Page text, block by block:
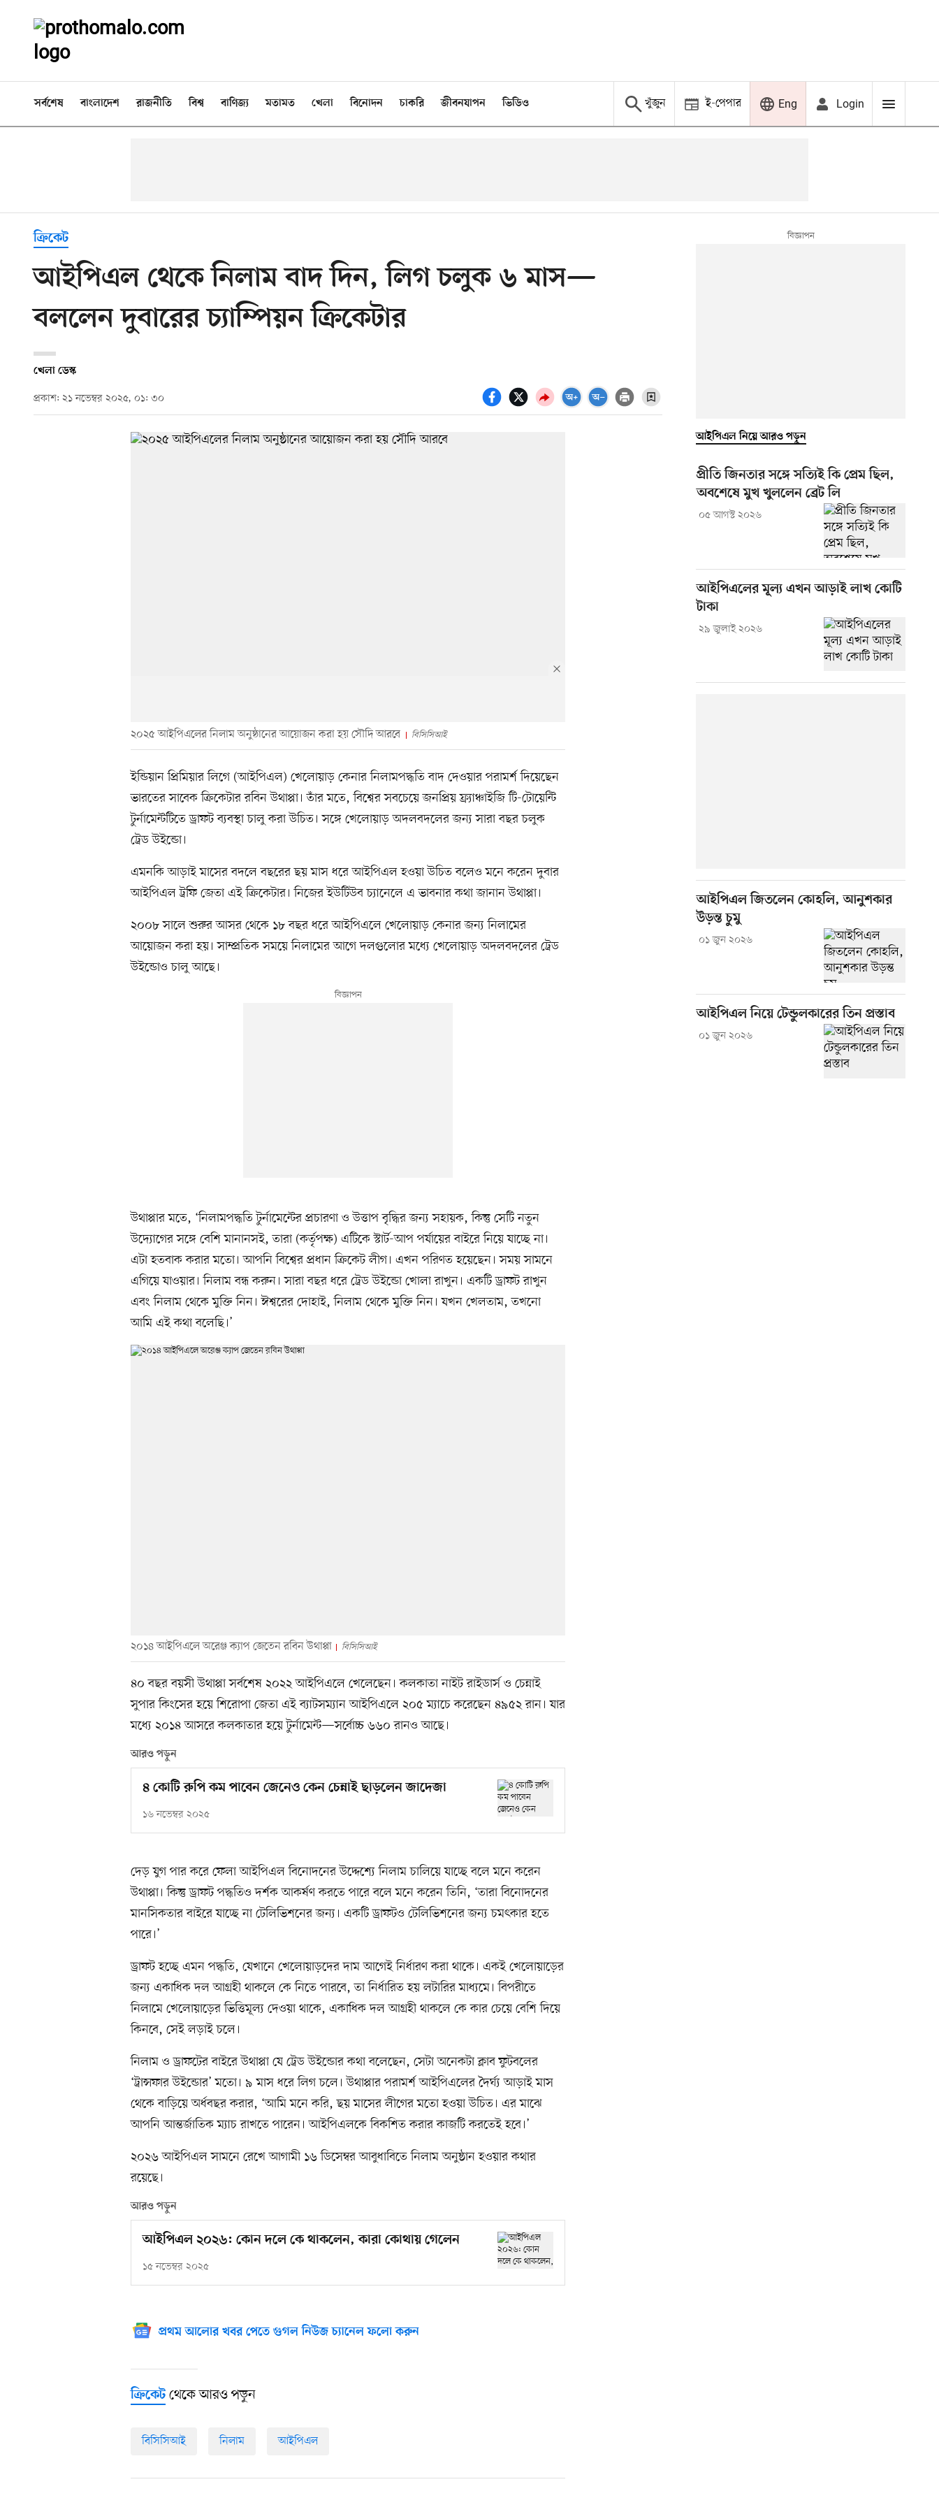
সর্বশেষ বাংলাদেশ রাজনীতি বিশ্ব বাণিজ্য মতামত খেলা বিনোদন চাকরি জীবনযাপন ভিডিও খুঁজুন ই-পেপার Eng Login
ক্রিকেট
আইপিএল থেকে নিলাম বাদ দিন, লিগ চলুক ৬ মাস—
বললেন দুবারের চ্যাম্পিয়ন ক্রিকেটার
খেলা ডেস্ক
প্রকাশ: ২১ নভেম্বর ২০২৫, ০১: ৩০
২০২৫ আইপিএলের নিলাম অনুষ্ঠানের আয়োজন করা হয় সৌদি আরবে বিসিসিআই
ইন্ডিয়ান প্রিমিয়ার লিগে (আইপিএল) খেলোয়াড় কেনার নিলামপদ্ধতি বাদ দেওয়ার পরামর্শ দিয়েছেন
ভারতের সাবেক ক্রিকেটার রবিন উথাপ্পা। তাঁর মতে, বিশ্বের সবচেয়ে জনপ্রিয় ফ্র্যাঞ্চাইজি টি-টোয়েন্টি
টুর্নামেন্টটিতে ড্রাফট ব্যবস্থা চালু করা উচিত। সঙ্গে খেলোয়াড় অদলবদলের জন্য সারা বছর চলুক
ট্রেড উইন্ডো।
এমনকি আড়াই মাসের বদলে বছরের ছয় মাস ধরে আইপিএল হওয়া উচিত বলেও মনে করেন দুবার
আইপিএল ট্রফি জেতা এই ক্রিকেটার। নিজের ইউটিউব চ্যানেলে এ ভাবনার কথা জানান উথাপ্পা।
২০০৮ সালে শুরুর আসর থেকে ১৮ বছর ধরে আইপিএলে খেলোয়াড় কেনার জন্য নিলামের
আয়োজন করা হয়। সাম্প্রতিক সময়ে নিলামের আগে দলগুলোর মধ্যে খেলোয়াড় অদলবদলের ট্রেড
উইন্ডোও চালু আছে।
উথাপ্পার মতে, ‘নিলামপদ্ধতি টুর্নামেন্টের প্রচারণা ও উত্তাপ বৃদ্ধির জন্য সহায়ক, কিন্তু সেটি নতুন
উদ্যোগের সঙ্গে বেশি মানানসই, তারা (কর্তৃপক্ষ) এটিকে স্টার্ট-আপ পর্যায়ের বাইরে নিয়ে যাচ্ছে না।
এটা হতবাক করার মতো। আপনি বিশ্বের প্রধান ক্রিকেট লীগ। এখন পরিণত হয়েছেন। সময় সামনে
এগিয়ে যাওয়ার। নিলাম বন্ধ করুন। সারা বছর ধরে ট্রেড উইন্ডো খোলা রাখুন। একটি ড্রাফট রাখুন
এবং নিলাম থেকে মুক্তি নিন। ঈশ্বরের দোহাই, নিলাম থেকে মুক্তি নিন। যখন খেলতাম, তখনো
আমি এই কথা বলেছি।’
২০১৪ আইপিএলে অরেঞ্জ ক্যাপ জেতেন রবিন উথাপ্পা বিসিসিআই
৪০ বছর বয়সী উথাপ্পা সর্বশেষ ২০২২ আইপিএলে খেলেছেন। কলকাতা নাইট রাইডার্স ও চেন্নাই
সুপার কিংসের হয়ে শিরোপা জেতা এই ব্যাটসম্যান আইপিএলে ২০৫ ম্যাচে করেছেন ৪৯৫২ রান। যার
মধ্যে ২০১৪ আসরে কলকাতার হয়ে টুর্নামেন্ট—সর্বোচ্চ ৬৬০ রানও আছে।
আরও পড়ুন
৪ কোটি রুপি কম পাবেন জেনেও কেন চেন্নাই ছাড়লেন জাদেজা
১৬ নভেম্বর ২০২৫
দেড় যুগ পার করে ফেলা আইপিএল বিনোদনের উদ্দেশ্যে নিলাম চালিয়ে যাচ্ছে বলে মনে করেন
উথাপ্পা। কিন্তু ড্রাফট পদ্ধতিও দর্শক আকর্ষণ করতে পারে বলে মনে করেন তিনি, ‘তারা বিনোদনের
মানসিকতার বাইরে যাচ্ছে না টেলিভিশনের জন্য। একটি ড্রাফটও টেলিভিশনের জন্য চমৎকার হতে
পারে।’
ড্রাফট হচ্ছে এমন পদ্ধতি, যেখানে খেলোয়াড়দের দাম আগেই নির্ধারণ করা থাকে। একই খেলোয়াড়ের
জন্য একাধিক দল আগ্রহী থাকলে কে নিতে পারবে, তা নির্ধারিত হয় লটারির মাধ্যমে। বিপরীতে
নিলামে খেলোয়াড়ের ভিত্তিমূল্য দেওয়া থাকে, একাধিক দল আগ্রহী থাকলে কে কার চেয়ে বেশি দিয়ে
কিনবে, সেই লড়াই চলে।
নিলাম ও ড্রাফটের বাইরে উথাপ্পা যে ট্রেড উইন্ডোর কথা বলেছেন, সেটা অনেকটা ক্লাব ফুটবলের
‘ট্রান্সফার উইন্ডোর’ মতো। ৯ মাস ধরে লিগ চলে। উথাপ্পার পরামর্শ আইপিএলের দৈর্ঘ্য আড়াই মাস
থেকে বাড়িয়ে অর্ধবছর করার, ‘আমি মনে করি, ছয় মাসের লীগের মতো হওয়া উচিত। এর মাঝে
আপনি আন্তর্জাতিক ম্যাচ রাখতে পারেন। আইপিএলকে বিকশিত করার কাজটি করতেই হবে।’
২০২৬ আইপিএল সামনে রেখে আগামী ১৬ ডিসেম্বর আবুধাবিতে নিলাম অনুষ্ঠান হওয়ার কথার
রয়েছে।
আরও পড়ুন
আইপিএল ২০২৬: কোন দলে কে থাকলেন, কারা কোথায় গেলেন
১৫ নভেম্বর ২০২৫
প্রথম আলোর খবর পেতে গুগল নিউজ চ্যানেল ফলো করুন
ক্রিকেটথেকে আরও পড়ুন
বিসিসিআই নিলাম আইপিএল
আইপিএল নিয়ে আরও পড়ুন
প্রীতি জিনতার সঙ্গে সত্যিই কি প্রেম ছিল,
অবশেষে মুখ খুললেন ব্রেট লি
০৫ আগস্ট ২০২৬
আইপিএলের মূল্য এখন আড়াই লাখ কোটি
টাকা
২৯ জুলাই ২০২৬
আইপিএল জিতলেন কোহলি, আনুশকার
উড়ন্ত চুমু
০১ জুন ২০২৬
আইপিএল নিয়ে টেন্ডুলকারের তিন প্রস্তাব
০১ জুন ২০২৬